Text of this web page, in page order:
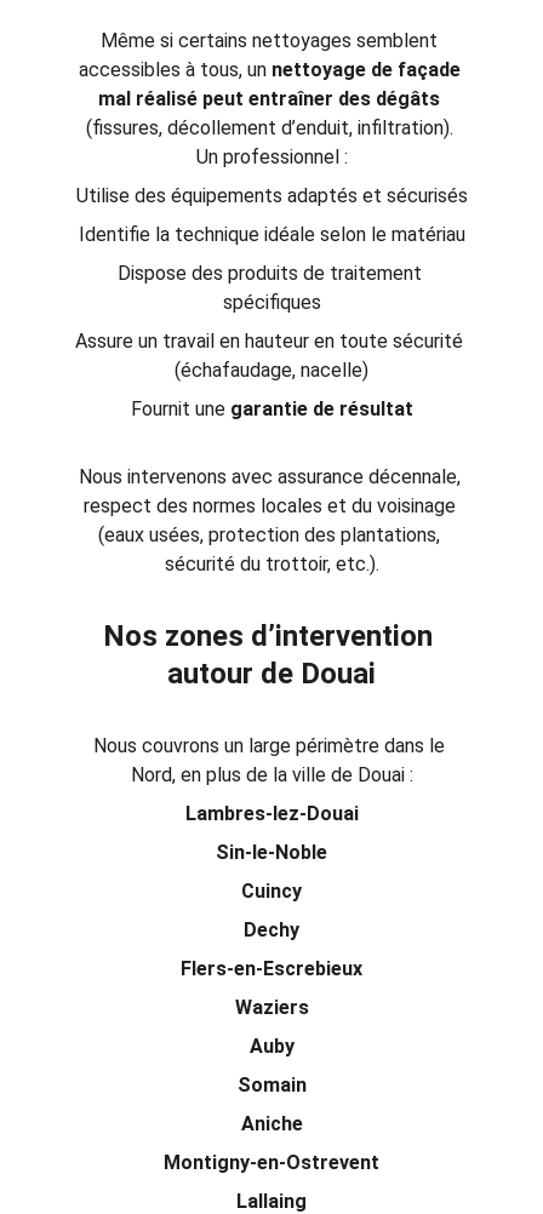
Même si certains nettoyages semblent
accessibles à tous, un nettoyage de façade
mal réalisé peut entraîner des dégâts
(fissures, décollement d’enduit, infiltration).
Un professionnel :
Utilise des équipements adaptés et sécurisés
Identifie la technique idéale selon le matériau
Dispose des produits de traitement
spécifiques
Assure un travail en hauteur en toute sécurité
(échafaudage, nacelle)
Fournit une garantie de résultat
Nous intervenons avec assurance décennale,
respect des normes locales et du voisinage
(eaux usées, protection des plantations,
sécurité du trottoir, etc.).
Nos zones d’intervention
autour de Douai
Nous couvrons un large périmètre dans le
Nord, en plus de la ville de Douai :
Lambres-lez-Douai
Sin-le-Noble
Cuincy
Dechy
Flers-en-Escrebieux
Waziers
Auby
Somain
Aniche
Montigny-en-Ostrevent
Lallaing